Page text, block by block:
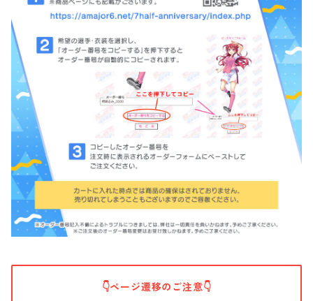
👇ページ遷移のご注意👇